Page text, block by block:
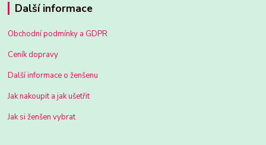
Další informace
Obchodní podmínky a GDPR
Ceník dopravy
Další informace o ženšenu
Jak nakoupit a jak ušetřit
Jak si ženšen vybrat